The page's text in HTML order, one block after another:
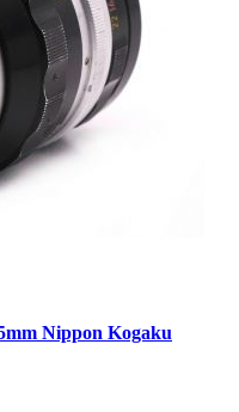
Nippon Kogaku